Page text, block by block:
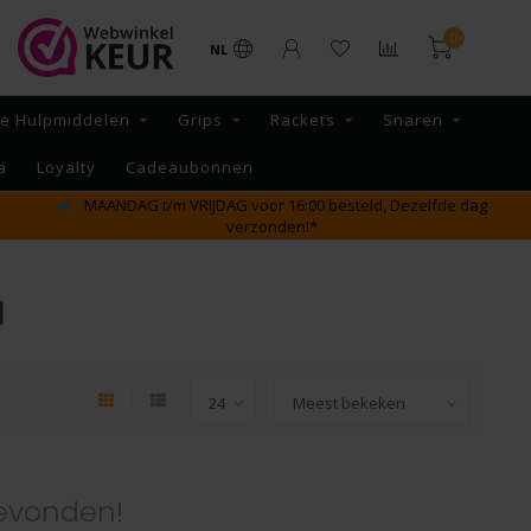
NL
0
Hulpmiddelen Grips Rackets Snaren
Loyalty
Cadeaubonnen
MAANDAG t/m VRIJDAG voor 16:00 besteld, Dezelfde dag
verzonden!*